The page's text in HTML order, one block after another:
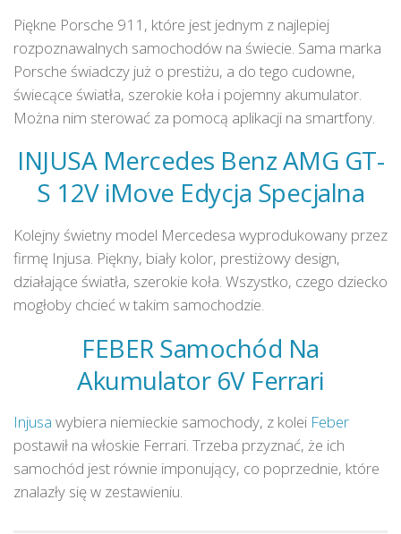
Piękne Porsche 911, które jest jednym z najlepiej
rozpoznawalnych samochodów na świecie. Sama marka
Porsche świadczy już o prestiżu, a do tego cudowne,
świecące światła, szerokie koła i pojemny akumulator.
Można nim sterować za pomocą aplikacji na smartfony.
INJUSA Mercedes Benz AMG GT-
S 12V iMove Edycja Specjalna
Kolejny świetny model Mercedesa wyprodukowany przez
firmę Injusa. Piękny, biały kolor, prestiżowy design,
działające światła, szerokie koła. Wszystko, czego dziecko
mogłoby chcieć w takim samochodzie.
FEBER Samochód Na
Akumulator 6V Ferrari
Injusa wybiera niemieckie samochody, z kolei Feber
postawił na włoskie Ferrari. Trzeba przyznać, że ich
samochód jest równie imponujący, co poprzednie, które
znalazły się w zestawieniu.